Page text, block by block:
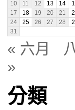
10
11 12 13 14
17
18 19 20 21
24
25 26 27 28
31
« 六月
»
分類